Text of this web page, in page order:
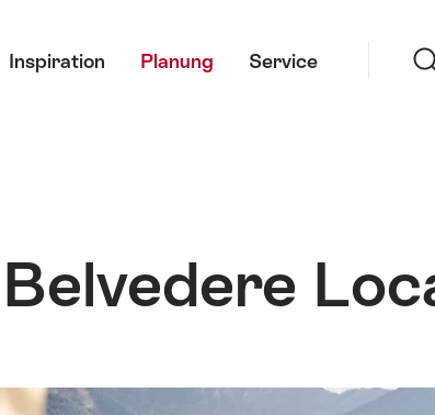
Inspiration Planung Service